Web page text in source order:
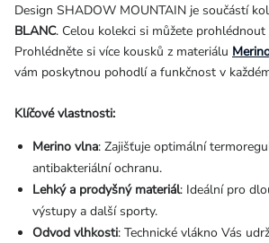
Design SHADOW MOUNTAIN je součástí
BLANC. Celou kolekci si můžete prohlédnout
Prohlédněte si více kousků z materiálu
vám poskytnou pohodlí a funkčnost v
Klíčové vlastnosti:
Merino vlna: Zajišťuje optimální
antibakteriální ochranu.
Lehký a prodyšný materiál: Ideální pro
výstupy a další sporty.
Odvod vlhkosti: Technické vlákno Vás